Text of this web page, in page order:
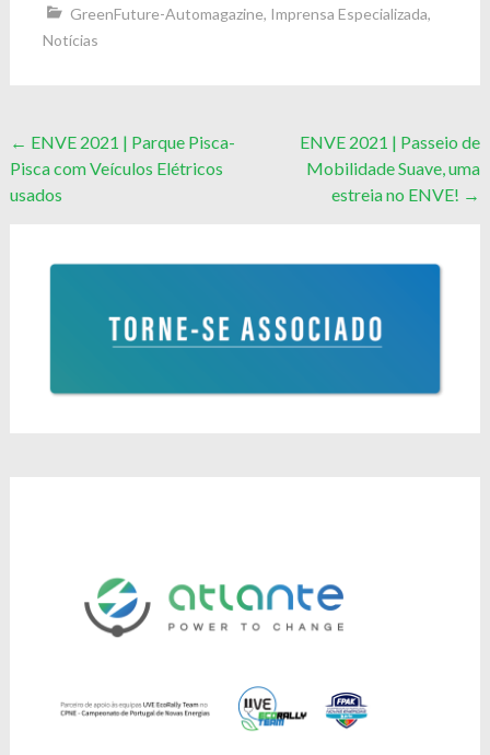
GreenFuture-Automagazine, Imprensa Especializada,
Notícias
Post
navigation
← ENVE 2021 | Parque Pisca-
Pisca com Veículos Elétricos
usados
ENVE 2021 | Passeio de
Mobilidade Suave, uma
estreia no ENVE! →